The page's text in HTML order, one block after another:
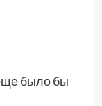
было бы